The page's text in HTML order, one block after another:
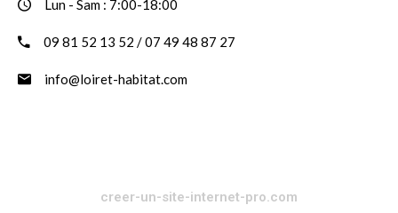
Lun - Sam : 7:00-18:00
09 81 52 13 52 / 07 49 48 87 27
info@loiret-habitat.com
creer-un-site-internet-pro.com